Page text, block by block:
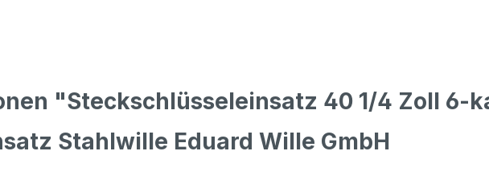
"Steckschlüsseleinsatz 40 1/4 Zoll 6-
Stahlwille Eduard Wille GmbH